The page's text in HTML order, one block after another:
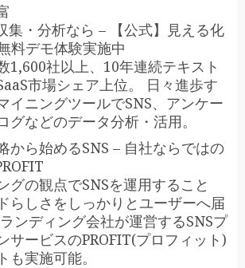
集・分析なら – 【公式】見える化
料デモ体験実施中
1,600社以上、10年連続テキスト
市場シェア上位。 日々進歩す
イニングツールでSNS、アンケー
グなどのデータ分析・活用。
から始めるSNS – 自社ならではの
グの観点でSNSを運用すること
らしさをしっかりとユーザーへ届
ンディング会社が運営するSNSプ
サービスのPROFIT(プロフィット)
も実施可能。